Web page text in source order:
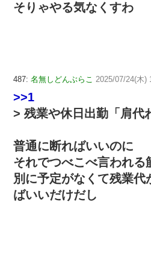
そりゃやる気なくすわ
487: 名無しどんぶらこ 2025/07/24(木)
>>1
> 残業や休日出勤「肩代
普通に断ればいいのに
それでつべこべ言われる
別に予定がなくて残業代
ばいいだけだし